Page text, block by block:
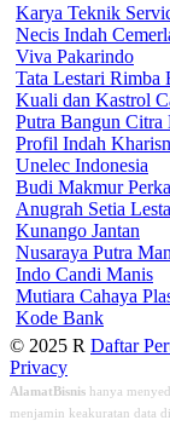
Karya Teknik
Necis Indah
Viva Pakarindo
Tata Lestari Rimba
Kuali dan Kastrol
Putra Bangun Citra
Profil Indah
Unelec Indonesia
Budi Makmur
Anugrah Setia
Kunango Jantan
Nusaraya Putra
Indo Candi Manis
Mutiara Cahaya
Kode Bank
© 2025 R Daftar
Privacy
AlamatBisnis hanya
menjamin keakuratan data